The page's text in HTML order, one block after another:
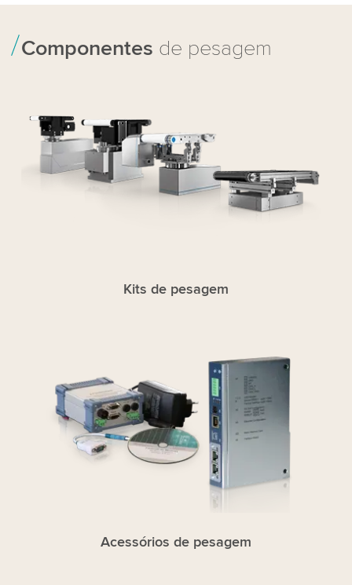
Componentes de pesagem
Kits de pesagem
Acessórios de pesagem